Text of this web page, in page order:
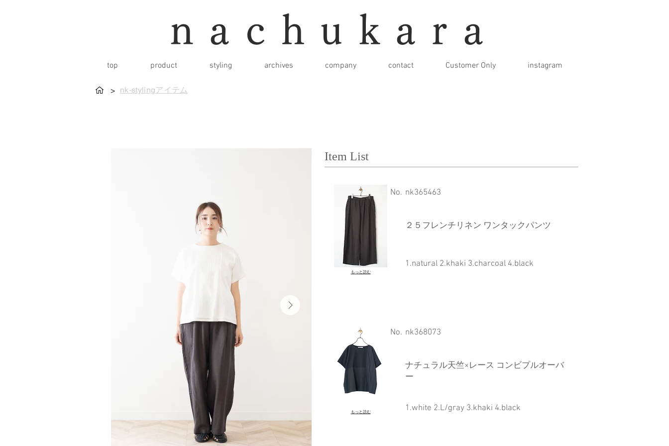
nachukara
top product styling archives company contact Customer Only instagram
> nk-stylingアイテム
Item List
もっと読む
​No. nk365463
２５フレンチリネン ワンタックパンツ
1.natural 2.khaki 3.charcoal 4.black
もっと読む
​No. nk368073
ナチュラル天竺×レース コンビプルオーバ
ー
1.white 2.L/gray 3.khaki 4.black